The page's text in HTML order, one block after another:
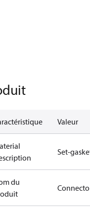
Valeur
Set-
du